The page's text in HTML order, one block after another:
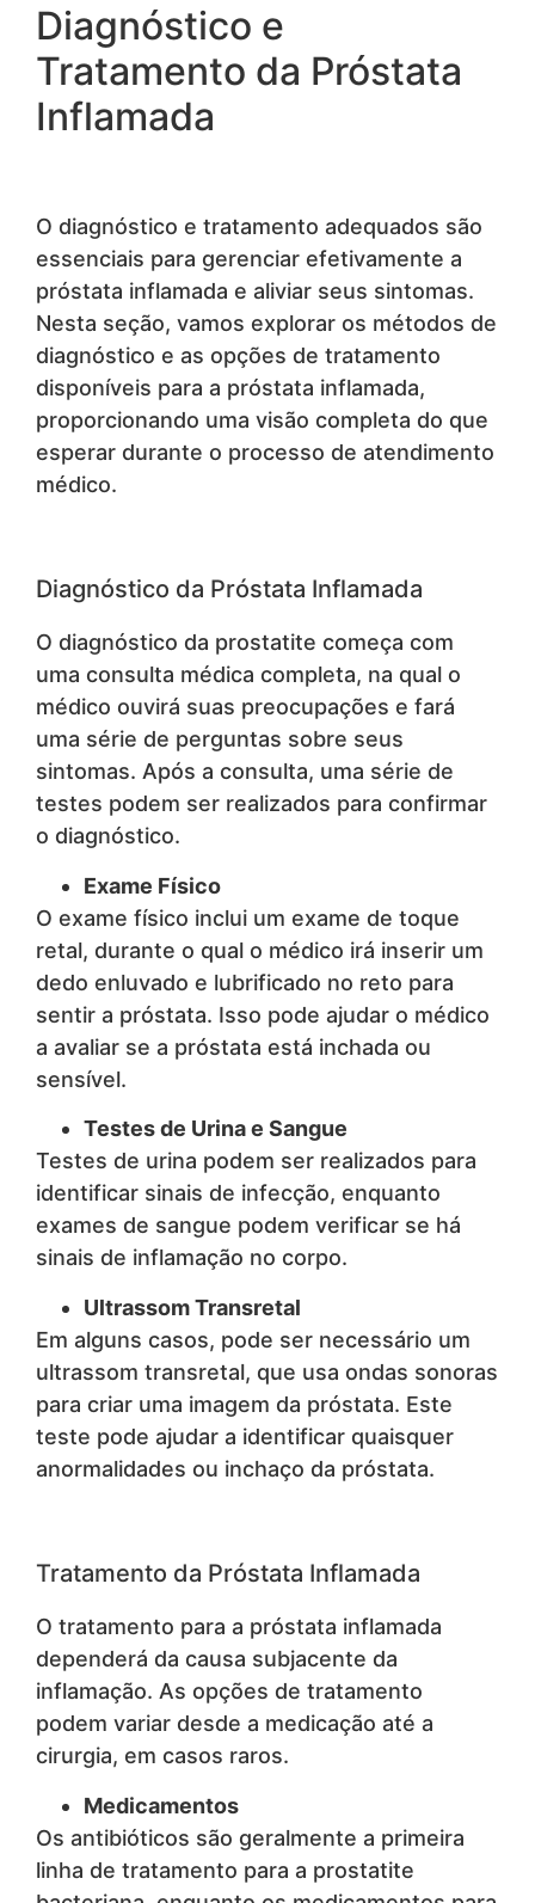
Diagnóstico e
Tratamento da Próstata
Inflamada
O diagnóstico e tratamento adequados são
essenciais para gerenciar efetivamente a
próstata inflamada e aliviar seus sintomas.
Nesta seção, vamos explorar os métodos de
diagnóstico e as opções de tratamento
disponíveis para a próstata inflamada,
proporcionando uma visão completa do que
esperar durante o processo de atendimento
médico.
Diagnóstico da Próstata Inflamada
O diagnóstico da prostatite começa com
uma consulta médica completa, na qual o
médico ouvirá suas preocupações e fará
uma série de perguntas sobre seus
sintomas. Após a consulta, uma série de
testes podem ser realizados para confirmar
o diagnóstico.
Exame Físico
O exame físico inclui um exame de toque
retal, durante o qual o médico irá inserir um
dedo enluvado e lubrificado no reto para
sentir a próstata. Isso pode ajudar o médico
a avaliar se a próstata está inchada ou
sensível.
Testes de Urina e Sangue
Testes de urina podem ser realizados para
identificar sinais de infecção, enquanto
exames de sangue podem verificar se há
sinais de inflamação no corpo.
Ultrassom Transretal
Em alguns casos, pode ser necessário um
ultrassom transretal, que usa ondas sonoras
para criar uma imagem da próstata. Este
teste pode ajudar a identificar quaisquer
anormalidades ou inchaço da próstata.
Tratamento da Próstata Inflamada
O tratamento para a próstata inflamada
dependerá da causa subjacente da
inflamação. As opções de tratamento
podem variar desde a medicação até a
cirurgia, em casos raros.
Medicamentos
Os antibióticos são geralmente a primeira
linha de tratamento para a prostatite